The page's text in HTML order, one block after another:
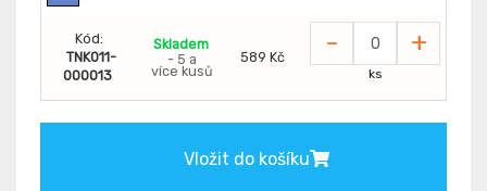
Kód:
TNK011-
000013
Skladem
- 5 a
více kusů
589 Kč - +
ks
Vložit do košíku